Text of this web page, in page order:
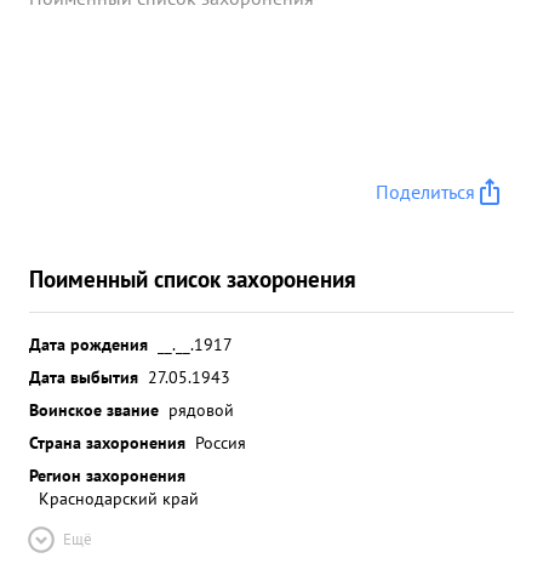
Поделиться
Поименный список захоронения
Дата рождения
__.__.1917
Дата выбытия 27.05.1943
Воинское звание рядовой
Страна захоронения Россия
Регион захоронения
Краснодарский край
Ещё